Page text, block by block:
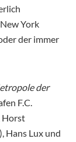
York
der immer
der
F.C.
Horst
Hans Lux und